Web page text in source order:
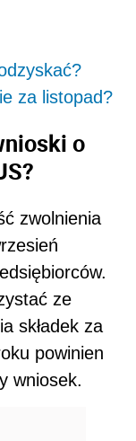
za listopad?
o
zwolnienia
ze
składek za
powinien
wniosek.